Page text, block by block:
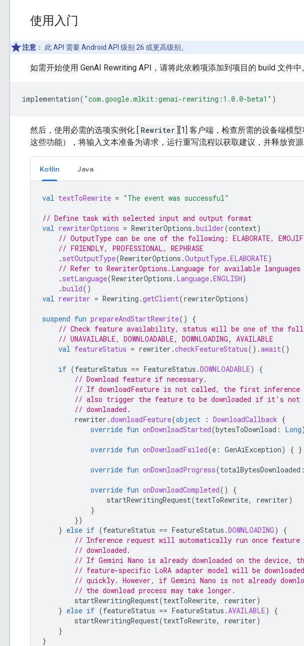
使用入门
注意 ： 此 API 需要 Android API 级别 26 或更高级别。
如需开始使用 GenAI Rewriting API，请将此依赖项添加到项目的 build 文件中
implementation( "com.google.mlkit:genai-rewriting:1.0.0-beta1" )
然后，使用必需的选项实例化 [ Rewriter ][1] 客户端，检查所需的设备端模
这些功能），将输入文本准备为请求，运行重写流程以获取建议，并释放资源
Kotlin Java
val textToRewrite = "The event was successful"
// Define task with selected input and output format
val rewriterOptions = RewriterOptions .builder(context)
// OutputType can be one of the following: ELABORATE,
// FRIENDLY, PROFESSIONAL, REPHRASE
. setOutputType(RewriterOptions .OutputType.ELABORATE)
// Refer to RewriterOptions.Language for available languages
. setLanguage(RewriterOptions . Language.ENGLISH)
.build()
val rewriter = Rewriting .getClient(rewriterOptions)
suspend fun prepareAndStartRewrite()
{
// Check feature availability, status will be one of the
// UNAVAILABLE, DOWNLOADABLE, DOWNLOADING, AVAILABLE
val featureStatus = rewriter .checkFeatureStatus().await()
if (featureStatus == FeatureStatus .DOWNLOADABLE)
{
// Download feature if necessary.
// If downloadFeature is not called, the first inference
// also trigger the feature to be downloaded if it's not
// downloaded.
rewriter .downloadFeature(object : DownloadCallback {
override fun onDownloadStarted(bytesToDownload : Long)
override fun onDownloadFailed(e : GenAiException) { }
override fun onDownloadProgress(totalBytesDownloaded :
override fun onDownloadCompleted()
{
startRewritingRequest(textToRewrite, rewriter)
}
})
} else if (featureStatus == FeatureStatus .DOWNLOADING)
{
// Inference request will automatically run once feature
// downloaded.
// If Gemini Nano is already downloaded on the device,
// feature-specific LoRA adapter model will be downloaded
// quickly. However, if Gemini Nano is not already
// the download process may take longer.
startRewritingRequest(textToRewrite, rewriter)
} else if (featureStatus == FeatureStatus .AVAILABLE)
{
startRewritingRequest(textToRewrite, rewriter)
}
}